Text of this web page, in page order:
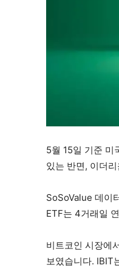
5월 15일 기준 미
있는 반면, 이더
SoSoValue 데이
ETF는 4거래일
비트코인 시장에
보였습니다. IBIT